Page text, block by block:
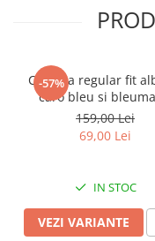
-57%
Camasa regular fit alba cu
caro bleu si
159,00 Lei
69,00 Lei
IN STOC
VEZI VARIANTE